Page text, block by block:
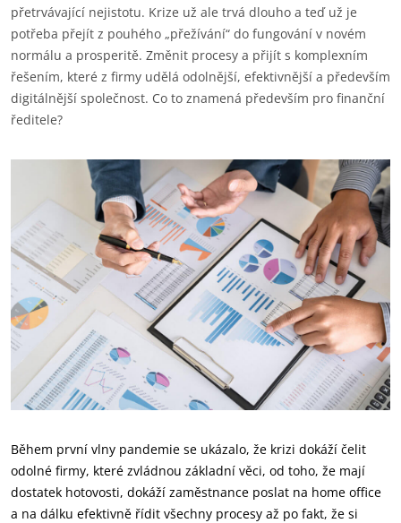
přetrvávající nejistotu. Krize už ale trvá dlouho a teď už je
potřeba přejít z pouhého „přežívání“ do fungování v novém
normálu a prosperitě. Změnit procesy a přijít s komplexním
řešením, které z firmy udělá odolnější, efektivnější a především
digitálnější společnost. Co to znamená především pro finanční
ředitele?
Během první vlny pandemie se ukázalo, že krizi dokáží čelit
odolné firmy, které zvládnou základní věci, od toho, že mají
dostatek hotovosti, dokáží zaměstnance poslat na home office
a na dálku efektivně řídit všechny procesy až po fakt, že si